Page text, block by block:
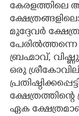
CARTOONS
LITERATURE
ZOOM
CONTACT US
കേരളത്തിലെ
മുദ്ദേവർ
ബ്രഹ്മാവ്,
ഒരു
ഏക